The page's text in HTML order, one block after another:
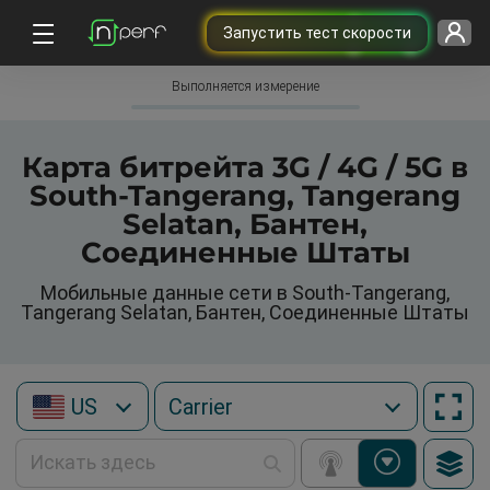
Запустить тест скорости
Выполняется измерение
Карта битрейта 3G / 4G / 5G в
South-Tangerang, Tangerang
Selatan, Бантен,
Соединенные Штаты
Мобильные данные сети в South-Tangerang,
Tangerang Selatan, Бантен, Соединенные Штаты
US